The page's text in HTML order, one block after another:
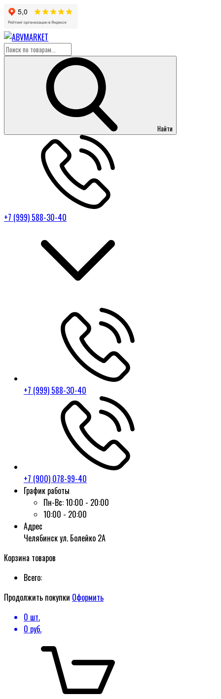
Найти
+7 (999) 588-30-40
+7 (999) 588-30-40
+7 (900) 078-99-40
График работы
Пн-Вс:10:00 - 20:00
10:00 - 20:00
Адрес
Челябинск ул. Болейко 2А
Корзина товаров
Всего:
Продолжить покупки Оформить
0 шт.
0 руб.